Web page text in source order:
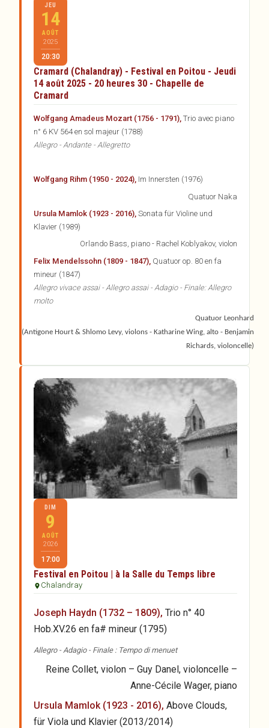
JEU
14
AOÛT
2025
20:30
Cramard (Chalandray) - Festival en Poitou - Jeudi
14 août 2025 - 20 heures 30 - Chapelle de
Cramard
Wolfgang Amadeus Mozart (1756 - 1791), Trio avec piano
n° 6 KV 564 en sol majeur (1788)
Allegro - Andante - Allegretto
Wolfgang Rihm (1950 - 2024), Im Innersten (1976)
Quatuor Naka
Ursula Mamlok (1923 - 2016), Sonata für Violine und
Klavier (1989)
Orlando Bass, piano - Rachel Koblyakov, violon
Felix Mendelssohn (1809 - 1847), Quatuor op. 80 en fa
mineur (1847)
Allegro vivace assai - Allegro assai - Adagio - Finale: Allegro
molto
Quatuor Leonhard
(Antigone Hourt & Shlomo Levy, violons - Katharine Wing, alto - Benjamin
Richards, violoncelle)
DIM
9
AOÛT
2026
17:00
Festival en Poitou | à la Salle du Temps libre
Chalandray
Joseph Haydn (1732 – 1809), Trio n° 40
Hob.XV.26 en fa# mineur (1795)
Allegro - Adagio - Finale : Tempo di menuet
Reine Collet, violon – Guy Danel, violoncelle –
Anne-Cécile Wager, piano
Ursula Mamlok (1923 - 2016), Above Clouds,
für Viola und Klavier (2013/2014)